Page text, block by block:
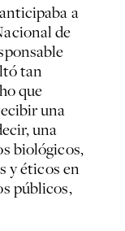
a
de
tan
que
una
una
biológicos,
y éticos en
públicos,